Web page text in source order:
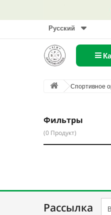
Русский
Спортивное
Фильтры
(0 Продукт)
Рассылка